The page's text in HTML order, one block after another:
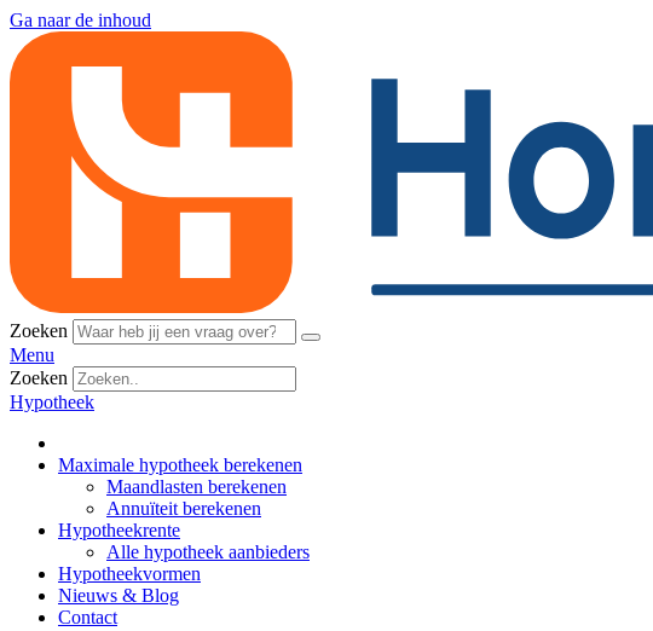
Ga naar de inhoud
Zoeken
Menu
Zoeken
Hypotheek
Maximale hypotheek berekenen
Maandlasten berekenen
Annuïteit berekenen
Hypotheekrente
Alle hypotheek aanbieders
Hypotheekvormen
Nieuws & Blog
Contact